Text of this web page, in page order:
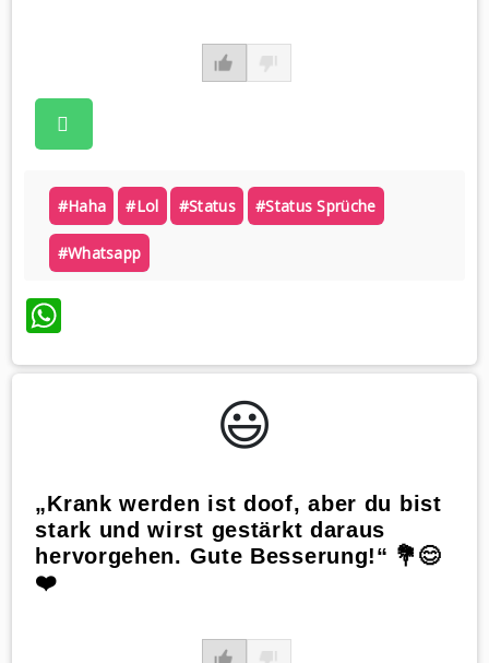
#haha #lol #status #status Sprüche
#whatsapp
WhatsApp
😃️
„Krank werden ist doof, aber du bist
stark und wirst gestärkt daraus
hervorgehen. Gute Besserung!“ 💐😊
❤️